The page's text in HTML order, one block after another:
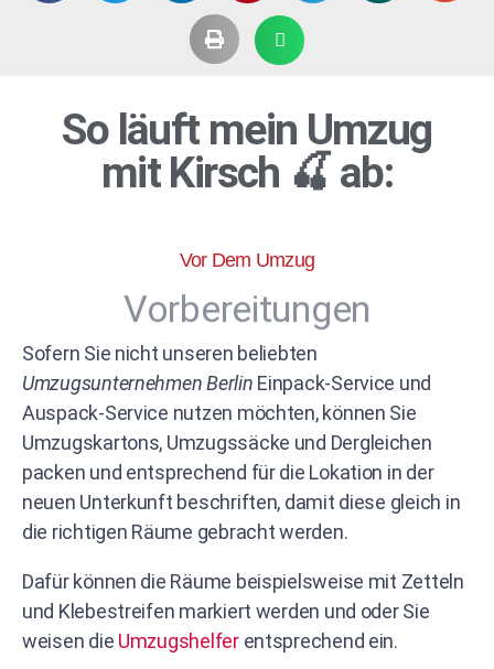
So läuft mein Umzug
mit Kirsch 🍒 ab:
Vor Dem Umzug
Vorbereitungen
Sofern Sie nicht unseren beliebten
Umzugsunternehmen Berlin Einpack-Service und
Auspack-Service nutzen möchten, können Sie
Umzugskartons, Umzugssäcke und Dergleichen
packen und entsprechend für die Lokation in der
neuen Unterkunft beschriften, damit diese gleich in
die richtigen Räume gebracht werden.
Dafür können die Räume beispielsweise mit Zetteln
und Klebestreifen markiert werden und oder Sie
weisen die Umzugshelferentsprechend ein.